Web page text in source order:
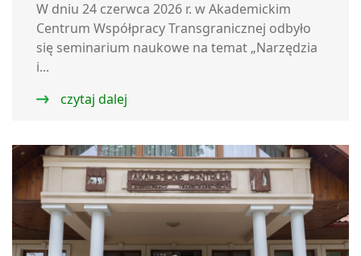
W dniu 24 czerwca 2026 r. w Akademickim
Centrum Współpracy Transgranicznej odbyło
się seminarium naukowe na temat „Narzędzia
i...
czytaj dalej